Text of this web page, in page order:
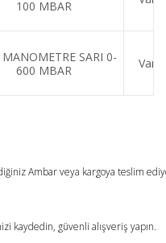
100 MBAR
MANOMETRE SARI 0-
600 MBAR
Var
Ambar veya kargoya teslim
kaydedin, güvenli alışveriş yapın.